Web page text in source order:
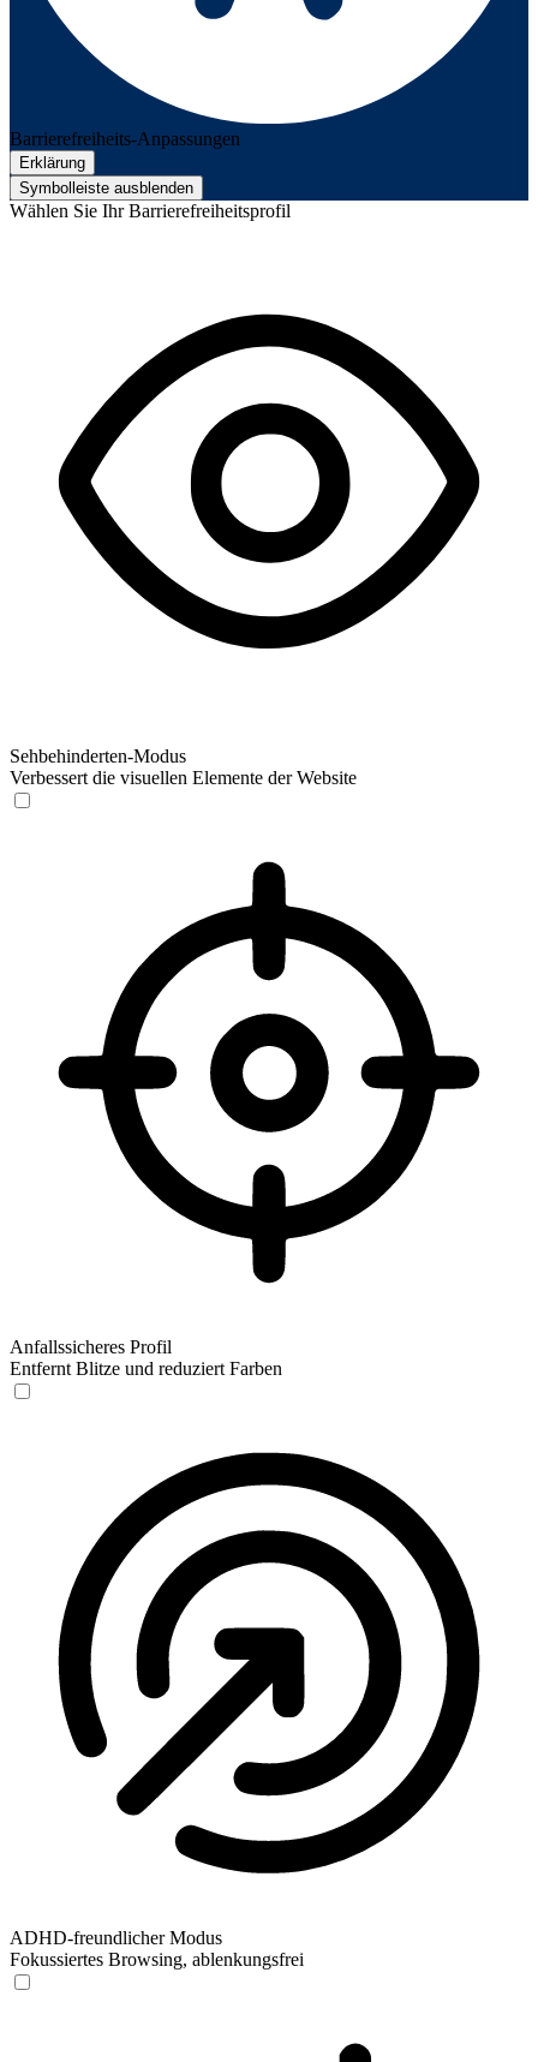
Barrierefreiheits-Anpassungen
Erklärung
Symbolleiste ausblenden
Wählen Sie Ihr Barrierefreiheitsprofil
Sehbehinderten-Modus
Verbessert die visuellen Elemente der Website
Anfallssicheres Profil
Entfernt Blitze und reduziert Farben
ADHD-freundlicher Modus
Fokussiertes Browsing, ablenkungsfrei